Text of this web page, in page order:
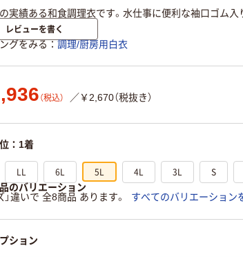
実績ある和食調理衣です。水仕事に便利な袖口ゴム入
レビューを書く
グをみる 調理/厨房用白衣
（税込） ／￥2,670（税抜き）
：1着
LL 6L 5L 4L 3L S
のバリエーション
」違いで 全8商品 あります。
すべてのバリエーション
ション